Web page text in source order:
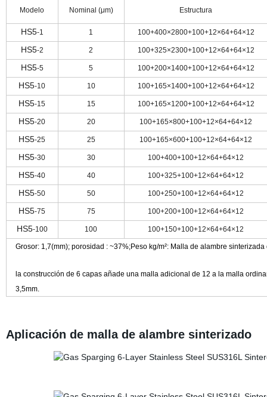
Modelo Nominal (μm) Estructura
HS5-1 1 100+400×2800+100+12×64+64×12
HS5-2 2 100+325×2300+100+12×64+64×12
HS5-5 5 100+200×1400+100+12×64+64×12
HS5-10 10 100+165×1400+100+12×64+64×12
HS5-15 15 100+165×1200+100+12×64+64×12
HS5-20 20 100+165×800+100+12×64+64×12
HS5-25 25 100+165×600+100+12×64+64×12
HS5-30 30 100+400+100+12×64+64×12
HS5-40 40 100+325+100+12×64+64×12
HS5-50 50 100+250+100+12×64+64×12
HS5-75 75 100+200+100+12×64+64×12
HS5-100 100 100+150+100+12×64+64×12
Grosor: 1,7(mm); porosidad : ~37%;Peso kg/m²: Malla de alambre
la construcción de 6 capas añade una malla adicional de 12 a la malla
3,5mm.
Aplicación de malla de alambre sinterizado